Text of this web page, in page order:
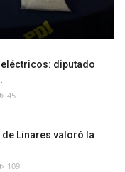
diputado
45
Linares valoró la
109